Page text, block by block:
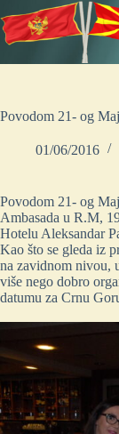
to
content
Povodom 21- og
01/06/2016
Povodom 21- og
Ambasada u R.M,
Hotelu Aleksandar
Kao što se gleda iz
na zavidnom nivou,
više nego dobro
datumu za Crnu